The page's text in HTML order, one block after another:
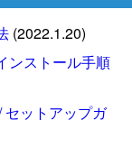
(2022.1.20)
ンストール手順
セットアップガ